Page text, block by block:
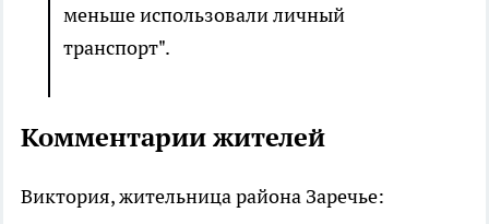
меньше использовали личный
транспорт".
Комментарии жителей
Виктория, жительница района Заречье: